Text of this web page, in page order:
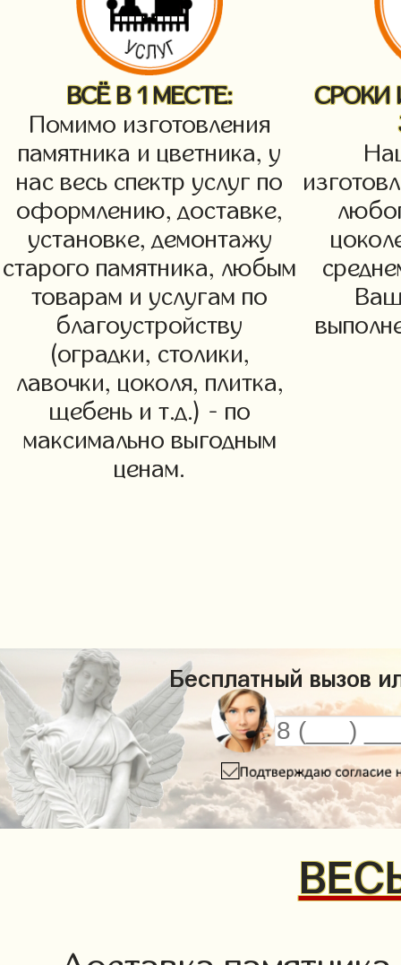
ВСЁ В 1 МЕСТЕ:
Помимо изготовления
памятника и цветника, у
нас весь спектр услуг по
оформлению, доставке,
установке, демонтажу
старого памятника, любым
товарам и услугам по
благоустройству
(оградки, столики,
лавочки, цоколя, плитка,
щебень и т.д.) - по
максимально выгодным
ценам.
СРОКИ
Бесплатный вызов